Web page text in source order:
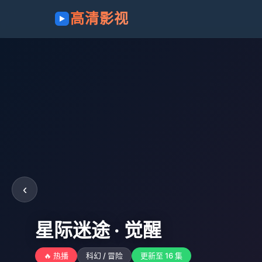
高清影视
星际迷途 · 觉醒
🔥 热播 科幻 / 冒险 更新至 16 集
‹